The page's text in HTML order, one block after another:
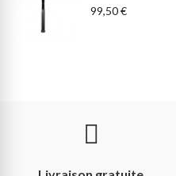
99,50 €